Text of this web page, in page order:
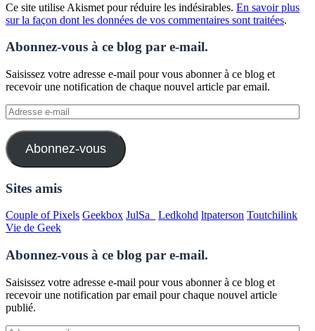
Ce site utilise Akismet pour réduire les indésirables. En savoir plus
sur la façon dont les données de vos commentaires sont traitées.
Abonnez-vous à ce blog par e-mail.
Saisissez votre adresse e-mail pour vous abonner à ce blog et
recevoir une notification de chaque nouvel article par email.
Adresse
e-
mail
Abonnez-vous
Sites amis
Couple of Pixels Geekbox JulSa_ Ledkohd ltpaterson Toutchilink
Vie de Geek
Abonnez-vous à ce blog par e-mail.
Saisissez votre adresse e-mail pour vous abonner à ce blog et
recevoir une notification par email pour chaque nouvel article
publié.